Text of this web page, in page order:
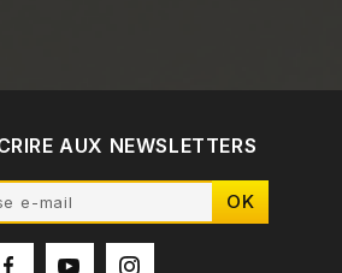
AUX NEWSLETTERS